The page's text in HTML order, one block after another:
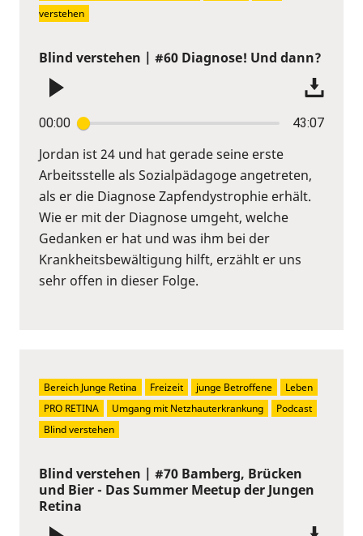
Blind verstehen | #60 Diagnose! Und dann?
00:00 43:07
Jordan ist 24 und hat gerade seine erste
Arbeitsstelle als Sozialpädagoge angetreten,
als er die Diagnose Zapfendystrophie erhält.
Wie er mit der Diagnose umgeht, welche
Gedanken er hat und was ihm bei der
Krankheitsbewältigung hilft, erzählt er uns
sehr offen in dieser Folge.
verstehen
Blind verstehen | #70 Bamberg, Brücken
und Bier - Das Summer Meetup der Jungen
Retina
Bereich Junge Retina Freizeit junge Betroffene
Leben
PRO RETINA
Umgang mit Netzhauterkrankung
Podcast
Blind verstehen